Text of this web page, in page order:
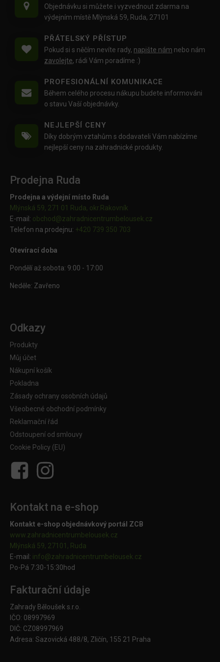
Objednávku si můžete i vyzvednout zdarma na
výdejním místě Mlýnská 59, Ruda, 27101
PŘÁTELSKÝ PŘÍSTUP
Pokud si s něčím nevíte rady, napište nám nebo nám
zavolejte, rádi Vám poradíme :)
PROFESIONÁLNÍ KOMUNIKACE
Během celého procesu nákupu budete informováni
o stavu Vaší objednávky.
NEJLEPŠÍ CENY
Díky dobrým vztahům s dodavateli Vám nabízíme
nejlepší ceny na zahradnické produkty.
Prodejna Ruda
Prodejna a výdejní místo Ruda
Mlýnská 59, 271 01 Ruda, okr.Rakovník
E-mail: obchod@zahradnicentrumbelousek.cz
Telefon na prodejnu: +420 739 350 703
Otevírací doba
Pondělí až sobota: 9:00 - 17:00
Neděle: Zavřeno
Odkazy
Produkty
Můj účet
Nákupní košík
Pokladna
Zásady ochrany osobních údajů
Všeobecné obchodní podmínky
Reklamační řád
Odstoupení od smlouvy
Cookie Policy (EU)
Kontakt na e-shop
Kontakt e-shop objednávkový portál ZCB
www.zahradnicentrumbelousek.cz
Mlýnská 59, 27101, Ruda
E-mail: info@zahradnicentrumbelousek.cz
Po-Pá 7:30-15:30hod
Fakturační údaje
Zahrady Běloušek s.r.o.
IČO: 08997969
DIČ: CZ08997969
Adresa: Sazovická 488/8, Zličín, 155 21 Praha